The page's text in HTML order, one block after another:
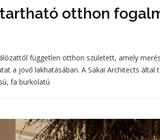
otthon
független otthon született, amely
a jövő lakhatásában. A Sakai Architects
fa burkolatú